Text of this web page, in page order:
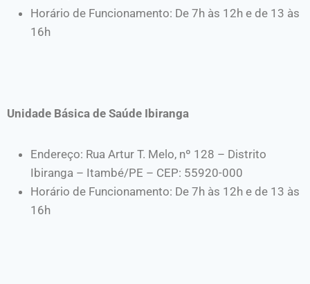
Horário de Funcionamento: De 7h às 12h e de 13 às
16h
Unidade Básica de Saúde Ibiranga
Endereço: Rua Artur T. Melo, nº 128 – Distrito
Ibiranga – Itambé/PE – CEP: 55920-000
Horário de Funcionamento: De 7h às 12h e de 13 às
16h